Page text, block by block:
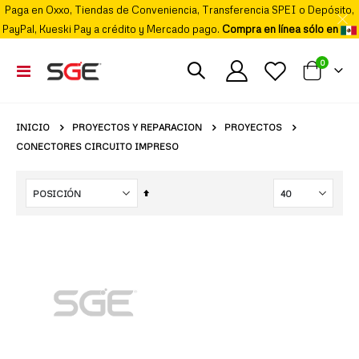
Paga en Oxxo, Tiendas de Conveniencia, Transferencia SPEI o Depósito,
PayPal, Kueski Pay a crédito y Mercado pago. Compra en línea sólo en
Cambiar
Nav
Mi carrito
0
INICIO PROYECTOS Y REPARACION
PROYECTOS
CONECTORES CIRCUITO IMPRESO
Fijar